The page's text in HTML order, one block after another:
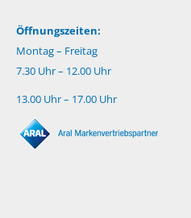
Öffnungszeiten:
Montag – Freitag
7.30 Uhr – 12.00 Uhr
13.00 Uhr – 17.00 Uhr